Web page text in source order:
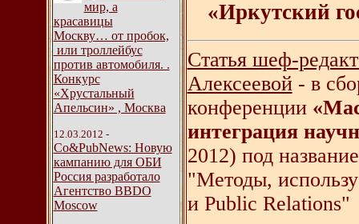
мир, а
красавицы
Москву… от пробок,
или троллейбус
против автомобиля. .
Конкурс
«Хрустальный
Апельсин» , Москва
12.03.2012 -
Со&PubNews: Новую
кампанию для ОБИ
Россия разработало
Агентство BBDO
Moscow
«Иркутский
Статья шеф-
Алексеевой- в
конференции
интеграция
2012) под
"Методы,
и Public Relations"